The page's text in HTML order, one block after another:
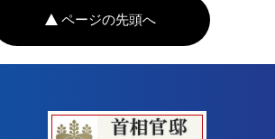
ページの先頭へ